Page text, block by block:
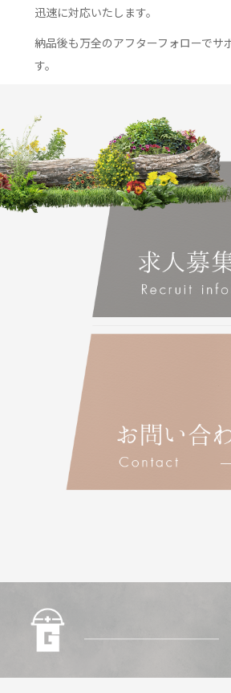
迅速に対応いたします。
納品後も万全のアフターフォローでサ
す。